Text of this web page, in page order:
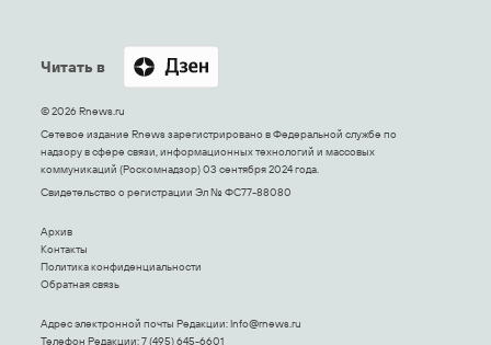
Читать в
© 2026 Rnews.ru
Сетевое издание Rnews зарегистрировано в Федеральной службе по
надзору в сфере связи, информационных технологий и массовых
коммуникаций (Роскомнадзор) 03 сентября 2024 года.
Свидетельство о регистрации Эл № ФС77-88080
Архив
Контакты
Политика конфиденциальности
Обратная связь
Адрес электронной почты Редакции:Info@rnews.ru
Телефон Редакции: 7 (495) 645-6601